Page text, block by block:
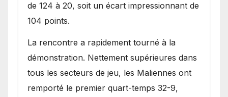
de 124 à 20, soit un écart impressionnant de
104 points.
La rencontre a rapidement tourné à la
démonstration. Nettement supérieures dans
tous les secteurs de jeu, les Maliennes ont
remporté le premier quart-temps 32-9,